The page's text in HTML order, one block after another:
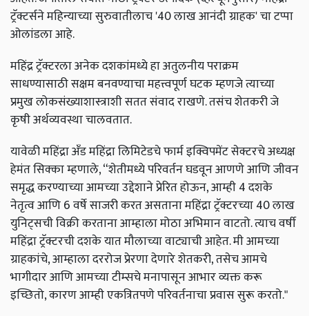
ट्रॅक्टर्सने महिन्याच्या सुरुवातीलाच '40 लाख आनंदी ग्राहक' चा टप्पा
ओलांडला आहे.
महिंद्र ट्रॅक्टरला अनेक दशकांमध्ये हा अतुलनीय पराक्रम
साधण्यासाठी सक्षम बनवण्याचा महत्त्वपूर्ण घटक म्हणजे त्याच्या
प्रमुख लोकसंख्याशास्त्राशी सतत संवाद राखणे. तसंच शेतकरी जे
कृषी अर्थव्यवस्था चालवतात.
यावेळी महिंद्रा अँड महिंद्रा लिमिटेडचे फार्म इक्विपमेंट सेक्टरचे अध्यक्ष
हेमंत सिक्का म्हणाले, “शेतीमध्ये परिवर्तन घडवून आणणे आणि जीवन
समृद्ध करण्याच्या आमच्या उद्देशाने प्रेरित होऊन, आम्ही 4 दशके
नेतृत्व आणि 6 वर्षे साजरी करत असताना महिंद्रा ट्रॅक्टरच्या 40 लाख
युनिट्सची विक्री करताना आम्हाला मोठा अभिमान वाटतो. त्याच वर्षी
महिंद्रा ट्रॅक्टरची दशके यात मौलाच्या वाट्याची आहेत. मी आमच्या
ग्राहकांचे, आम्हाला दररोज प्रेरणा देणारे शेतकरी, तसेच आमचे
भागीदार आणि आमच्या टीम्सचे मनापासून आभार व्यक्त करू
इच्छितो, कारण आम्ही एकत्रितपणे परिवर्तनाचा प्रवास सुरू करतो."